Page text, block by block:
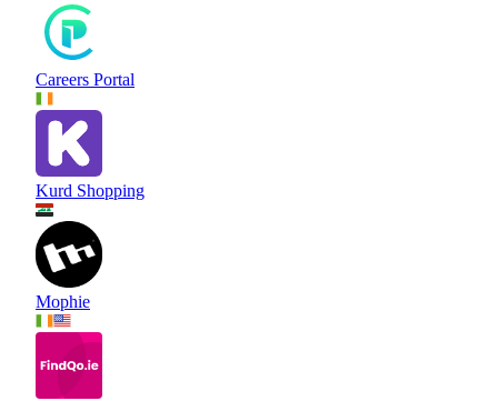
Careers Portal
Kurd Shopping
Mophie